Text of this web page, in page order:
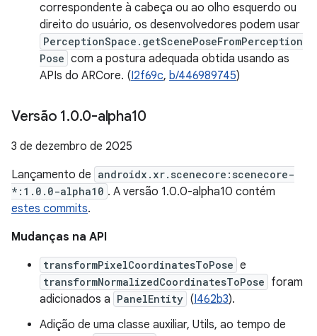
correspondente à cabeça ou ao olho esquerdo ou
direito do usuário, os desenvolvedores podem usar
PerceptionSpace.getScenePoseFromPerception
Pose com a postura adequada obtida usando as
APIs do ARCore. (I2f69c, b/446989745)
Versão 1.0.0-alpha10
3 de dezembro de 2025
Lançamento de androidx.xr.scenecore:scenecore-
*:1.0.0-alpha10 . A versão 1.0.0-alpha10 contém
estes commits.
Mudanças na API
transformPixelCoordinatesToPose e
transformNormalizedCoordinatesToPose foram
adicionados a PanelEntity (I462b3).
Adição de uma classe auxiliar, Utils, ao tempo de